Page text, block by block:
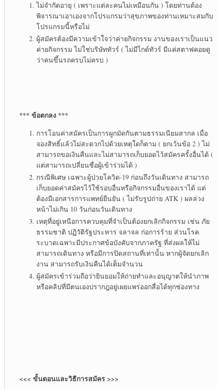
ไม่จำกัดอายุ ( เพราะแต่ละคนไม่เหมือนกัน ) โดยท่านต้อง
พิจารณาเอาเองจากโปรแกรมว่าสุขภาพของท่านเหมาะสมกับ
โปรแกรมนี้หรือไม่
ผู้สมัครต้องมีความเข้าใจว่าค่ายกิจกรรม งานของเราเป็นแนว
ค่ายกิจกรรม ไม่ใช่บริษัททัวร์ ( ไม่มีไกด์ทัวร์ มีแค่สตาฟคอยดู
ว่าคนขึ้นรถครบไม่ครบ )
*** ข้อตกลง ***
การโอนค่าสมัครเป็นการผูกมัดกันตามธรรมเนียมสากล เมื่อ
จองสิทธิ์แล้วไม่สะดวกไปด้วยเหตุใดก็ตาม ( ยกเว้นข้อ 2 ) ไม่
สามารถขอเงินคืนและไม่สามารถเก็บยอดไว้สมัครครั้งอื่นได้ (
แต่สามารถเปลี่ยนชื่อผู้เข้าร่วมได้ )
กรณีพิเศษ เฉพาะผู้ป่วยโควิด-19 ก่อนถึงวันเดินทาง สามารถ
เก็บยอดค่าสมัครไว้ใช้รอบอื่นหรือกิจกรรมอื่นของเราได้ แต่
ต้องมีเอกสารการแพทย์ยืนยัน ( ไม่รับรูปถ่าย ATK ) ผลล่วง
หน้าไม่เกิน 10 วันก่อนวันเดินทาง
เหตุที่อยู่เหนือการควบคุมที่จำเป็นต้องยกเลิกกิจกรรม เช่น ภัย
ธรรมชาติ ปฏิวัติรัฐประหาร จลาจล ก่อการร้าย ส่วนโรค
ระบาดเฉพาะมีประกาศข้อบังคับจากภาครัฐ ที่ส่งผลให้ไม่
สามารถเดินทาง หรือมีการปิดสถานที่เท่านั้น หากผู้จัดยกเลิก
งาน สามารถรับเงินคืนได้เต็มจำนวน
ผู้สมัครเข้าร่วมถือว่ายินยอมให้ถ่ายทำและอนุญาตให้นำภาพ
หรือคลิปที่มีตนเองปรากฎอยู่เผยแพร่ออกสื่อได้ทุกช่องทาง
<<< ขั้นตอนและวิธีการสมัคร >>>